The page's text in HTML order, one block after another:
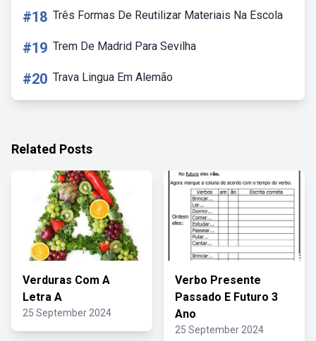
#18 Três Formas De Reutilizar Materiais Na Escola
#19 Trem De Madrid Para Sevilha
#20 Trava Lingua Em Alemão
Related Posts
Verduras Com A
Letra A
25 September 2024
Verbo Presente
Passado E Futuro 3
Ano
25 September 2024